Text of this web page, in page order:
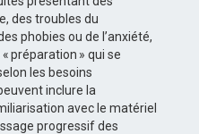
des troubles du
phobies ou de l’anxiété,
préparation » qui se
les besoins
inclure la
avec le matériel
progressif des